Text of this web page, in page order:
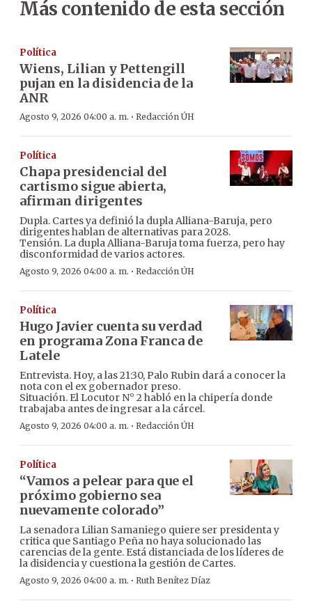
Más contenido de esta sección
Política
Wiens, Lilian y Pettengill
pujan en la disidencia de la
ANR
Agosto 9, 2026 04:00 a. m. · Redacción ÚH
Política
Chapa presidencial del
cartismo sigue abierta,
afirman dirigentes
Dupla. Cartes ya definió la dupla Alliana-Baruja, pero
dirigentes hablan de alternativas para 2028.
Tensión. La dupla Alliana-Baruja toma fuerza, pero hay
disconformidad de varios actores.
Agosto 9, 2026 04:00 a. m. · Redacción ÚH
Política
Hugo Javier cuenta su verdad
en programa Zona Franca de
Latele
Entrevista. Hoy, a las 21:30, Palo Rubin dará a conocer la
nota con el ex gobernador preso.
Situación. El Locutor N° 2 habló en la chipería donde
trabajaba antes de ingresar a la cárcel.
Agosto 9, 2026 04:00 a. m. · Redacción ÚH
Política
“Vamos a pelear para que el
próximo gobierno sea
nuevamente colorado”
La senadora Lilian Samaniego quiere ser presidenta y
critica que Santiago Peña no haya solucionado las
carencias de la gente. Está distanciada de los líderes de
la disidencia y cuestiona la gestión de Cartes.
Agosto 9, 2026 04:00 a. m. · Ruth Benítez Díaz